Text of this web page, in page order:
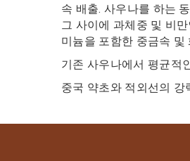
속 배출. 사우나를 하는
그 사이에 과체중 및 비
미늄을 포함한 중금속 및
기존 사우나에서 평균적
중국 약초와 적외선의